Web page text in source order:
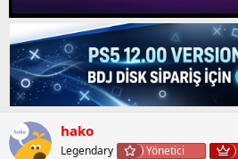
u
a
ş
l
a
t
a
n
g
ı
ç
t
a
r
i
i
hako
Legendary Yönetici